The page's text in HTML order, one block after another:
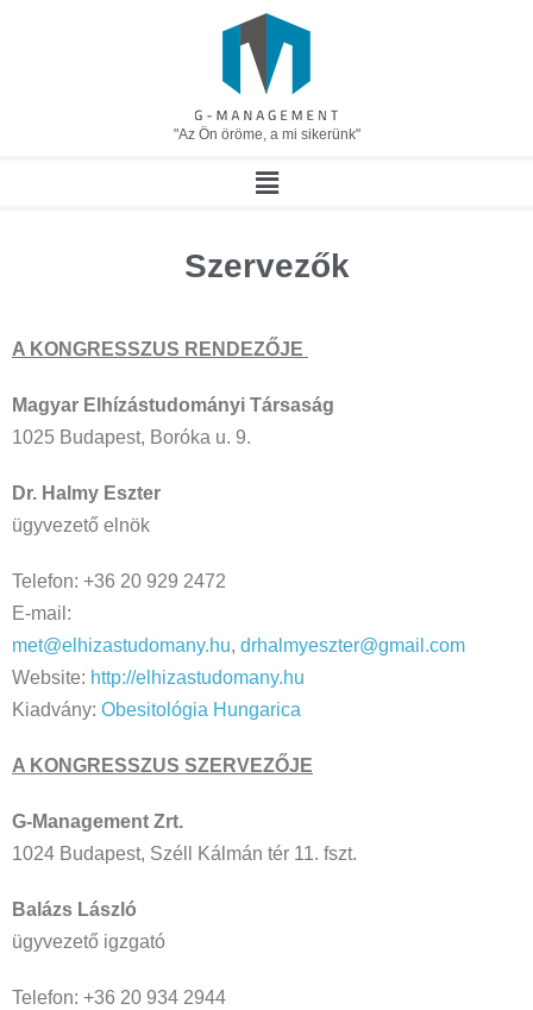
"Az Ön öröme, a mi sikerünk"
Szervezők
A KONGRESSZUS RENDEZŐJE
Magyar Elhízástudományi Társaság
1025 Budapest, Boróka u. 9.
Dr. Halmy Eszter
ügyvezető elnök
Telefon: +36 20 929 2472
E-mail:
met@elhizastudomany.hu, drhalmyeszter@gmail.com
Website: http://elhizastudomany.hu
Kiadvány: Obesitológia Hungarica
A KONGRESSZUS SZERVEZŐJE
G-Management Zrt.
1024 Budapest, Széll Kálmán tér 11. fszt.
Balázs László
ügyvezető igzgató
Telefon: +36 20 934 2944